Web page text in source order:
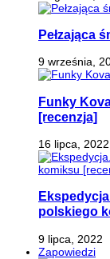
Pełzająca
9 września,
Funky
[recenzja]
16 lipca, 2022
polskiego
9 lipca, 2022
Zapowiedzi